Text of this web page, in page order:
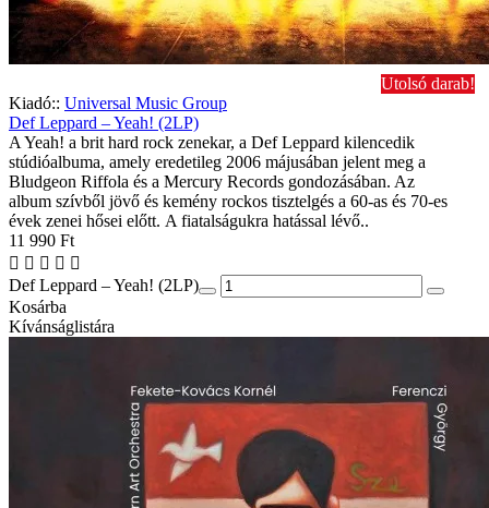
Utolsó darab!
Kiadó:: Universal Music Group
Def Leppard – Yeah! (2LP)
A Yeah! a brit hard rock zenekar, a Def Leppard kilencedik
stúdióalbuma, amely eredetileg 2006 májusában jelent meg a
Bludgeon Riffola és a Mercury Records gondozásában. Az
album szívből jövő és kemény rockos tisztelgés a 60-as és 70-es
évek zenei hősei előtt. A fiatalságukra hatással lévő..
11 990 Ft
Def Leppard – Yeah! (2LP)
Kosárba
Kívánságlistára